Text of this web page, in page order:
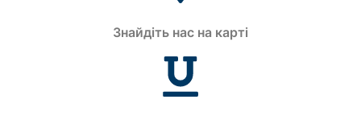
Знайдіть нас на карті